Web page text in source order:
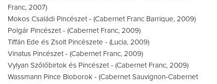
Franc, 2007)
Mokos Családi Pincészet - (Cabernet Franc Barrique, 2009)
Polgár Pincészet - (Cabernet Franc, 2009)
Tiffán Ede és Zsolt Pincészete - (Lucia, 2009)
Vinatus Pincészet - (Cabernet Franc, 2009)
Vylyan Szőlőbirtok és Pincészet - (Cabernet Franc, 2009)
Wassmann Pince Bioborok - (Cabernet Sauvignon-Cabernet